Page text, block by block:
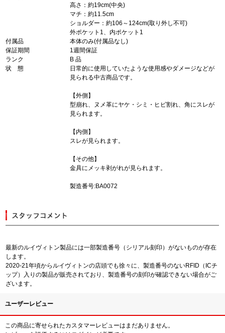
高さ：約19cm(中央)
マチ：約11.5cm
ショルダー：約106～124cm(取り外し不可)
外ポケット1、内ポケット1
付属品
本体のみ(付属品なし)
保証期間
1週間保証
ランク
B 品
状 態
日常的に使用していたような使用感やダメージなどが
見られる中古商品です。
【外側】
型崩れ、ヌメ革にヤケ・シミ・ヒビ割れ、角にスレが
見られます。
【内側】
スレが見られます。
【その他】
金具にメッキ剥がれが見られます。
製造番号:BA0072
最新のルイヴィトン製品には一部製造番号（シリアル刻印）がないものが存在
します。
2020-21年頃からルイヴィトンの店頭でも徐々に、製造番号のないRFID（ICチ
ップ）入りの製品が販売されており、製造番号の刻印が確認できない場合がご
ざいます。
ユーザーレビュー
この商品に寄せられたカスタマーレビューはまだありません。